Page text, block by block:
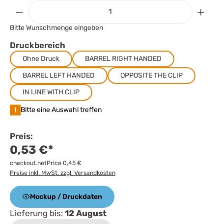
Bitte Wunschmenge eingeben
Druckbereich
Ohne Druck
BARREL RIGHT HANDED
BARREL LEFT HANDED
OPPOSITE THE CLIP
IN LINE WITH CLIP
! Bitte eine Auswahl treffen
Preis:
0,53 €*
checkout.netPrice 0,45 €
Preise inkl. MwSt. zzgl. Versandkosten
Mockup / Druckdaten
Lieferung bis: 12 August